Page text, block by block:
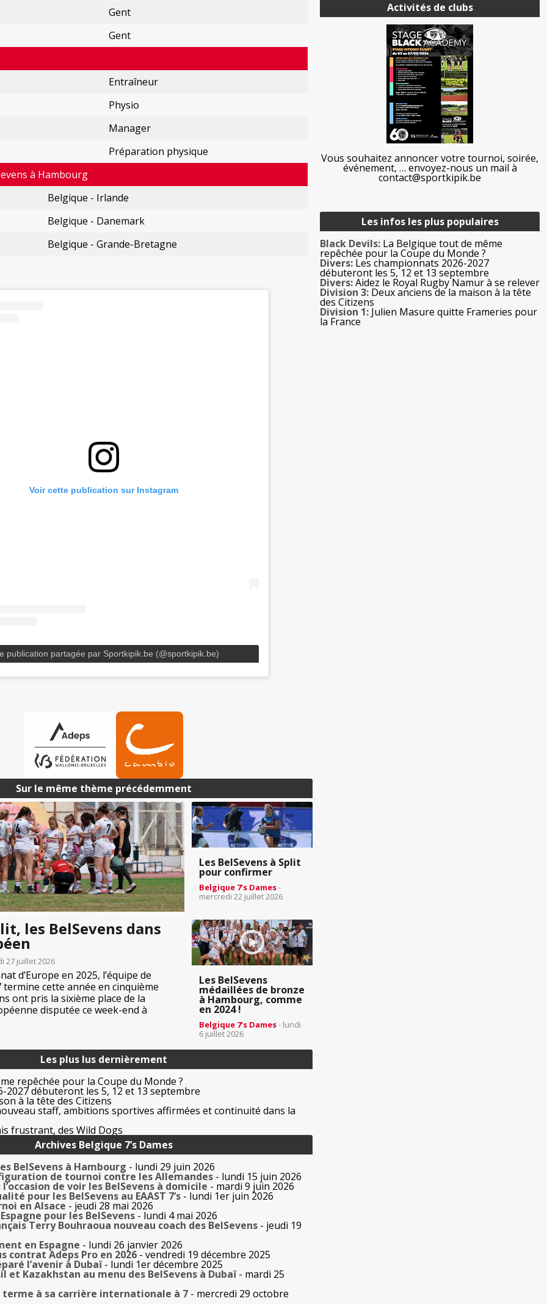
Gent
Gent
Entraîneur
Physio
Manager
Préparation physique
à Hambourg
Belgique - Irlande
Belgique - Danemark
Belgique - Grande-Bretagne
Voir cette publication sur Instagram
publication partagée par Sportkipik.be (@sportkipik.be)
Sur le même thème précédemment
les BelSevens dans
27 juillet 2026
d’Europe en 2025, l’équipe de
cette année en cinquième
ont pris la sixième place de la
disputée ce week-end à
Les BelSevens à Split
pour confirmer
Belgique 7’s Dames-
mercredi 22 juillet 2026
Les BelSevens
médaillées de bronze
à Hambourg, comme
en 2024 !
Belgique 7’s Dames- lundi
6 juillet 2026
Les plus lus dernièrement
repêchée pour la Coupe du Monde ?
2027 débuteront les 5, 12 et 13 septembre
à la tête des Citizens
staff, ambitions sportives affirmées et continuité dans la
frustrant, des Wild Dogs
Archives Belgique 7’s Dames
BelSevens à Hambourg - lundi 29 juin 2026
de tournoi contre les Allemandes - lundi 15 juin 2026
de voir les BelSevens à domicile - mardi 9 juin 2026
pour les BelSevens au EAAST 7’s - lundi 1er juin 2026
en Alsace - jeudi 28 mai 2026
pour les BelSevens - lundi 4 mai 2026
Terry Bouhraoua nouveau coach des BelSevens - jeudi 19
en Espagne - lundi 26 janvier 2026
contrat Adeps Pro en 2026 - vendredi 19 décembre 2025
l’avenir à Dubaï- lundi 1er décembre 2025
et Kazakhstan au menu des BelSevens à Dubaï- mardi 25
à sa carrière internationale à 7 - mercredi 29 octobre
Activités de clubs
Vous souhaitez annoncer votre tournoi, soirée,
événement, … envoyez-nous un mail à
contact@sportkipik.be
Les infos les plus populaires
Black Devils: La Belgique tout de même
repêchée pour la Coupe du Monde ?
Divers: Les championnats 2026-2027
débuteront les 5, 12 et 13 septembre
Divers:Aidez le Royal Rugby Namur à se relever
Division 3: Deux anciens de la maison à la tête
des Citizens
Division 1: Julien Masure quitte Frameries pour
la France